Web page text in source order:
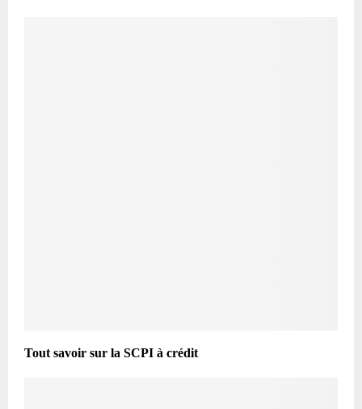
Tout savoir sur la SCPI à crédit